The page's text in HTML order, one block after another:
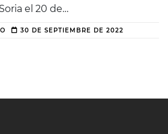
Soria el 20 de…
30 DE SEPTIEMBRE DE 2022